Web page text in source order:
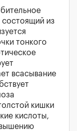
состоящий из
тонкого
всасывание
кишки
кислоты,